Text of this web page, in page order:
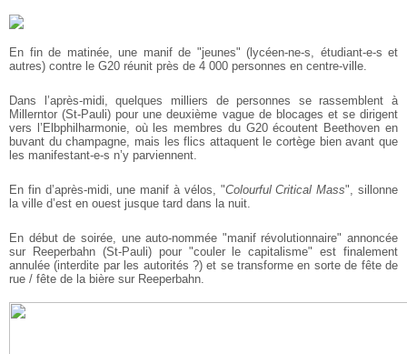
En fin de matinée, une manif de "jeunes" (lycéen-ne-s, étudiant-e-s et
autres) contre le G20 réunit près de 4 000 personnes en centre-ville.
Dans l’après-midi, quelques milliers de personnes se rassemblent à
Millerntor (St-Pauli) pour une deuxième vague de blocages et se dirigent
vers l’Elbphilharmonie, où les membres du G20 écoutent Beethoven en
buvant du champagne, mais les flics attaquent le cortège bien avant que
les manifestant-e-s n’y parviennent.
En fin d’après-midi, une manif à vélos, "Colourful Critical Mass", sillonne
la ville d’est en ouest jusque tard dans la nuit.
En début de soirée, une auto-nommée "manif révolutionnaire" annoncée
sur Reeperbahn (St-Pauli) pour "couler le capitalisme" est finalement
annulée (interdite par les autorités ?) et se transforme en sorte de fête de
rue / fête de la bière sur Reeperbahn.